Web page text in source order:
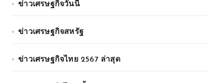
ข่าวเศรษฐกิจวันนี้
ข่าวเศรษฐกิจสหรัฐ
ข่าวเศรษฐกิจไทย 2567 ล่าสุด